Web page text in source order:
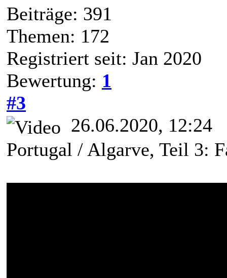
Beiträge: 391
Themen: 172
Registriert seit: Jan 2020
Bewertung: 1
#3
26.06.2020, 12:24
Portugal / Algarve, Teil 3: